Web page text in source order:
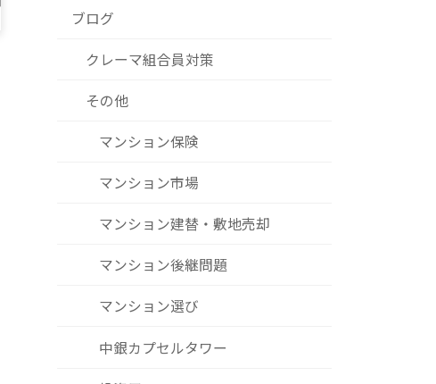
ブログ
クレーマ組合員対策
その他
マンション保険
マンション市場
マンション建替・敷地売却
マンション後継問題
マンション選び
中銀カプセルタワー